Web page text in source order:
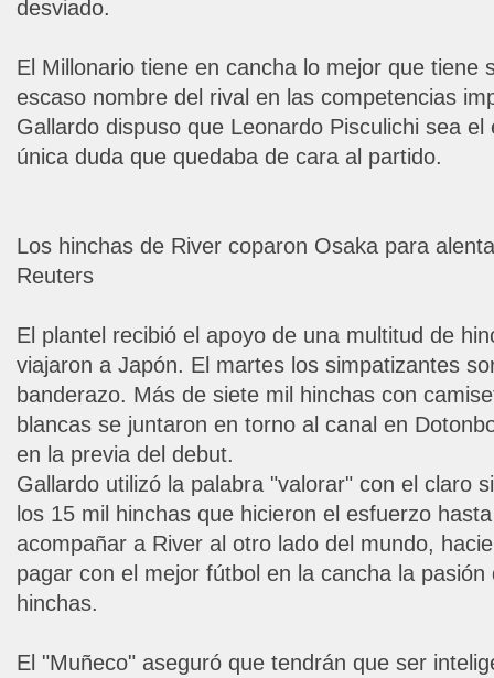
desviado.
El Millonario tiene en cancha lo mejor que tiene
escaso nombre del rival en las competencias
Gallardo dispuso que Leonardo Pisculichi sea
única duda que quedaba de cara al partido.
Los hinchas de River coparon Osaka para
Reuters
El plantel recibió el apoyo de una multitud de
viajaron a Japón. El martes los simpatizantes
banderazo. Más de siete mil hinchas con
blancas se juntaron en torno al canal en
en la previa del debut.
Gallardo utilizó la palabra "valorar" con el claro
los 15 mil hinchas que hicieron el esfuerzo
acompañar a River al otro lado del mundo,
pagar con el mejor fútbol en la cancha la pasión
hinchas.
El "Muñeco" aseguró que tendrán que ser